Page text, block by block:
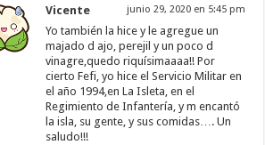
Vicente junio 29, 2020 en 5:45 pm
Yo también la hice y le agregue un
majado d ajo, perejil y un poco d
vinagre,quedo riquísimaaaa!! Por
cierto Fefi, yo hice el Servicio Militar en
el año 1994,en La Isleta, en el
Regimiento de Infantería, y m encantó
la isla, su gente, y sus comidas…. Un
saludo!!!